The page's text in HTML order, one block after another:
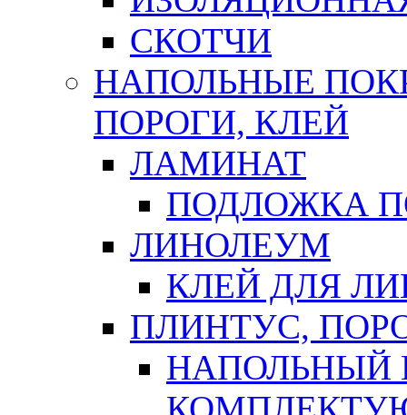
СКОТЧИ
НАПОЛЬНЫЕ
ПОРОГИ, КЛЕЙ
ЛАМИНАТ
ПОДЛОЖКА
ЛИНОЛЕУМ
КЛЕЙ ДЛЯ
ПЛИНТУС,
НАПОЛЬНЫЙ